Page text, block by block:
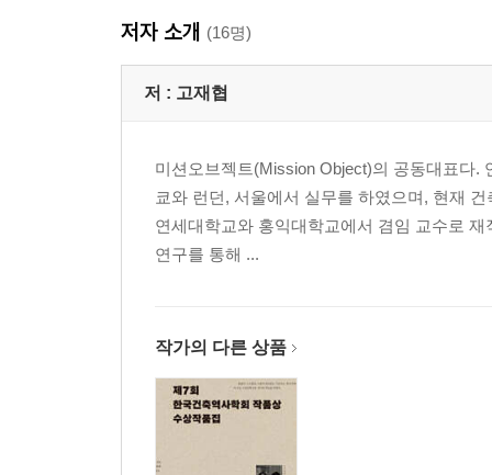
임태희 · 일본 건축가들의 글쓰기
저자 소개 (16명)
저 : 고재협
미션오브젝트(Mission Object)의 공동대표다.
쿄와 런던, 서울에서 실무를 하였으며, 현재
연세대학교와 홍익대학교에서 겸임 교수로
연구를 통해 ...
작가의 다른 상품